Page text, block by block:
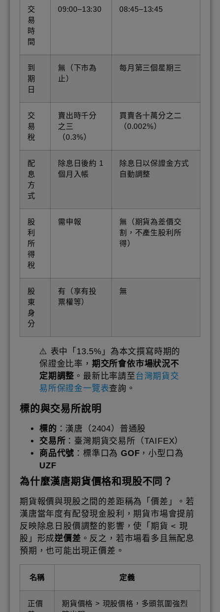
交
易
時
間
09:00–13:30 08:45–13:45
到
期
日
無（下市為
止）
每月第三個星期三
交
易
稅
賣出時千分
之三
（0.3%）
買賣各十萬分之二
（0.002%）
配
息
方
式
除息日後約 1
個月入帳
除息日以保證金方式
自動調整
股
利
所
得
稅
需申報
無（期貨為差價交
割，不產生股利所
得）
股
東
身
分
有（享有投
票權等）
無
⚠️ 表中「13.5%」為本文撰寫時期的
保證金比率， 期交所會依市場狀況不
定期調整 。最新比率請至 台灣期貨交
易所保證金一覽表查詢。
標的與交易所說明
標的 ：漢唐（2404）普通股
交易所 ：臺灣期貨交易所（TAIFEX）
商品代號 ：標準口為GOF ，小型口為
UZF
為什麼漢唐期貨價格和現股不同？
期貨報價與現股之間的差距稱為「價差」。若
漢唐當年度有配發現金股利，期貨市場會提前
反映除息日股價調整的影響，使「期貨 < 現
股」形成逆價差 。反之，若市場看多且無配息
預期，也可能出現正價差。
名稱 定義
正價
期貨價格 > 現股價格，多頭氛圍強烈